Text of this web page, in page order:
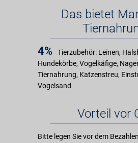
Das bietet
4%
Tierzubehör: Leinen,
Hundekörbe, Vogelkäfige,
Tiernahrung, Katzenstreu,
Vogelsand
Vorteil vor
Bitte legen Sie vor dem